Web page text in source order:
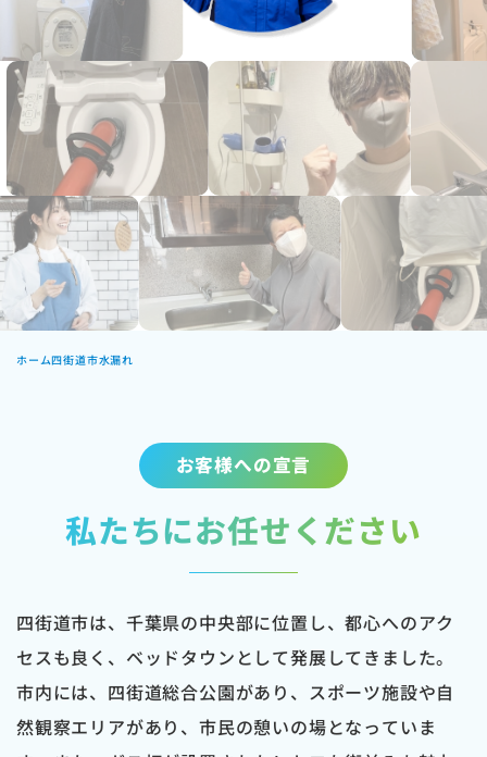
ホーム四街道市水漏れ
お客様への宣言
私たちにお任せください
四街道市は、千葉県の中央部に位置し、都心へのアク
セスも良く、ベッドタウンとして発展してきました。
市内には、四街道総合公園があり、スポーツ施設や自
然観察エリアがあり、市民の憩いの場となっていま